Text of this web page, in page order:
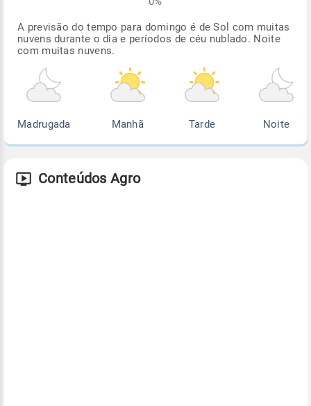
A previsão do tempo para domingo é de Sol com muitas
nuvens durante o dia e períodos de céu nublado. Noite
com muitas nuvens.
Madrugada Manhã Tarde Noite
Conteúdos Agro